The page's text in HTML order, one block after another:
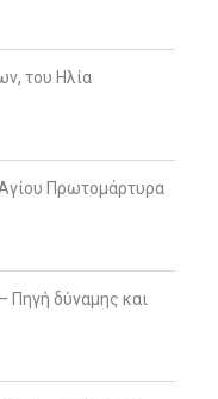
του Ηλία
Πρωτομάρτυρα
Πηγή δύναμης και